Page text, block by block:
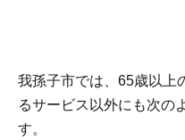
我孫子市では、65歳以上
るサービス以外にも次の
す。